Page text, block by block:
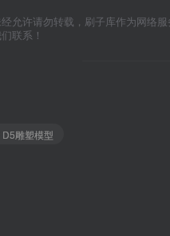
允许请勿转载，刷子库作为网络
联系！
D5雕塑模型